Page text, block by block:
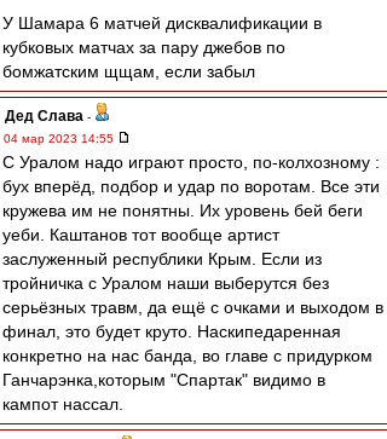
У Шамара 6 матчей дисквалификации в
кубковых матчах за пару джебов по
бомжатским щщам, если забыл
Дед Слава -
04 мар 2023 14:55
С Уралом надо играют просто, по-колхозному :
бух вперёд, подбор и удар по воротам. Все эти
кружева им не понятны. Их уровень бей беги
уеби. Каштанов тот вообще артист
заслуженный республики Крым. Если из
тройничка с Уралом наши выберутся без
серьёзных травм, да ещё с очками и выходом в
финал, это будет круто. Наскипедаренная
конкретно на нас банда, во главе с придурком
Ганчарэнка,которым "Спартак" видимо в
кампот нассал.